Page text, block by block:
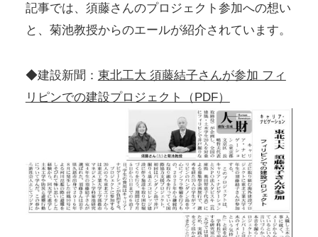
記事では、須藤さんのプロジェクト参加への想い
と、菊池教授からのエールが紹介されています。
◆建設新聞： 東北工大 須藤結子さんが参加 フィ
リピンでの建設プロジェクト（PDF）